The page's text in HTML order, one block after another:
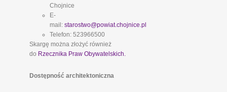
Chojnice
E-
mail: starostwo@powiat.chojnice.pl
Telefon: 523966500
Skargę można złożyć również
do Rzecznika Praw Obywatelskich.
Dostępność architektoniczna